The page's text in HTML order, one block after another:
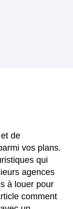
de
vos plans.
qui
agences
à louer pour
comment